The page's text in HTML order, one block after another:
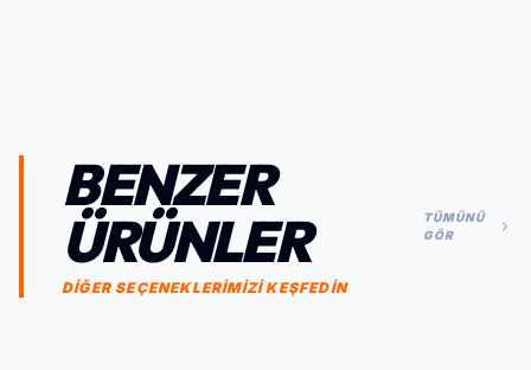
BENZER
ÜRÜNLER
DİĞER SEÇENEKLERİMİZİ KEŞFEDİN
TÜMÜNÜ
GÖR